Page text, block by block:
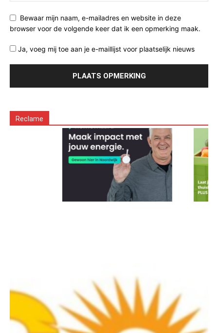
Bewaar mijn naam, e-mailadres en website in deze
browser voor de volgende keer dat ik een opmerking maak.
Ja, voeg mij toe aan je e-maillijst voor plaatselijk nieuws
Reclame